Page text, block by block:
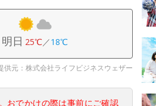
明日 25℃／18℃
供元：株式会社ライフビジネスウェザー
おでかけの際は事前にご確認